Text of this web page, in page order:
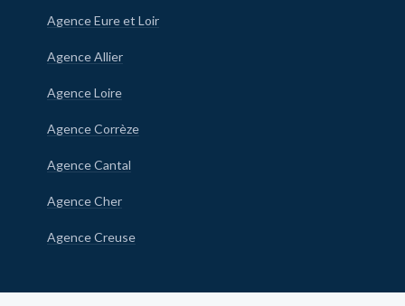
Agence Eure et Loir
Agence Allier
Agence Loire
Agence Corrèze
Agence Cantal
Agence Cher
Agence Creuse